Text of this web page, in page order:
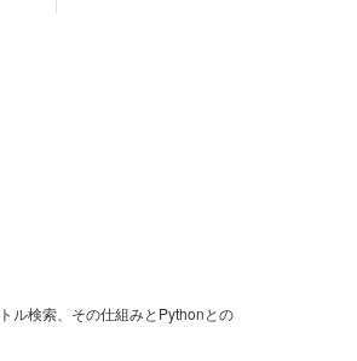
ル検索、その仕組みとPythonとの